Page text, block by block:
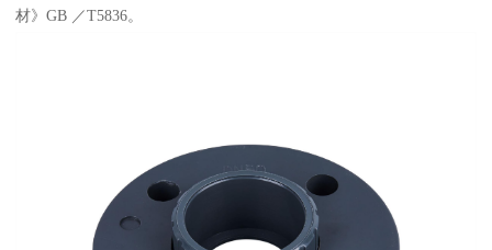
材》GB ／T5836。